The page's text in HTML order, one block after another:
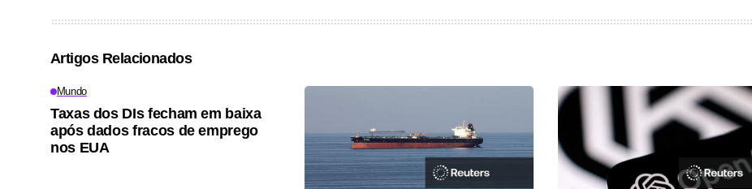
Artigos Relacionados
Mundo
Taxas dos DIs fecham em baixa
após dados fracos de emprego
nos EUA